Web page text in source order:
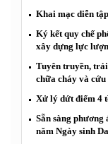
Khai mạc diễn
Ký kết quy chế
xây dựng lực
Tuyên truyền,
chữa cháy và cứu
Xử lý dứt điểm 4
Sẵn sàng phương
năm Ngày sinh